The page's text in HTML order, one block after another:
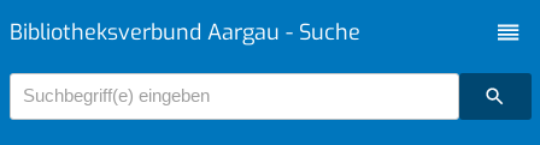
Bibliotheksverbund Aargau - Suche
Suchbegriff(e) eingeben